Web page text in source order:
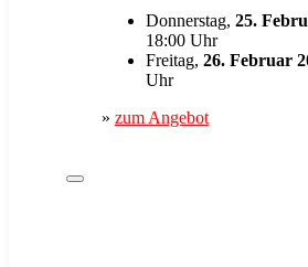
Donnerstag, 25.
18:00 Uhr
Freitag, 26. Februar
Uhr
» zum Angebot